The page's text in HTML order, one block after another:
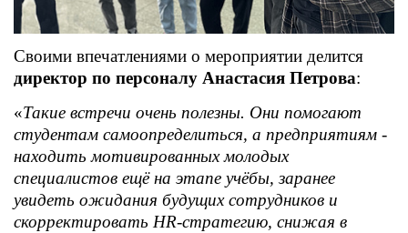
Своими впечатлениями о мероприятии делится
директор по персоналу Анастасия Петрова:
«Такие встречи очень полезны. Они помогают
студентам самоопределиться, а предприятиям -
находить мотивированных молодых
специалистов ещё на этапе учёбы, заранее
увидеть ожидания будущих сотрудников и
скорректировать HR‑стратегию, снижая в